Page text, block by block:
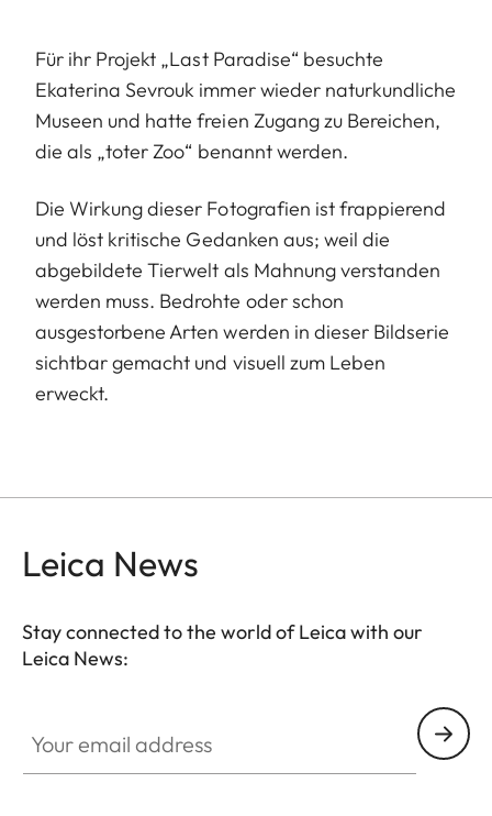
Für ihr Projekt „Last Paradise“ besuchte
Ekaterina Sevrouk immer wieder naturkundliche
Museen und hatte freien Zugang zu Bereichen,
die als „toter Zoo“ benannt werden.
Die Wirkung dieser Fotografien ist frappierend
und löst kritische Gedanken aus; weil die
abgebildete Tierwelt als Mahnung verstanden
werden muss. Bedrohte oder schon
ausgestorbene Arten werden in dieser Bildserie
sichtbar gemacht und visuell zum Leben
erweckt.
Leica News
Stay connected to the world of Leica with our
Leica News: